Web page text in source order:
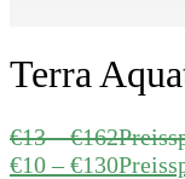
Terra
€13 –€162
€10 –€130